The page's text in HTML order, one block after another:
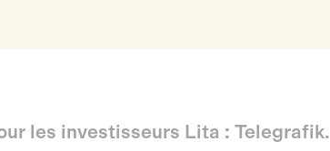
les investisseurs Lita : Telegrafik.